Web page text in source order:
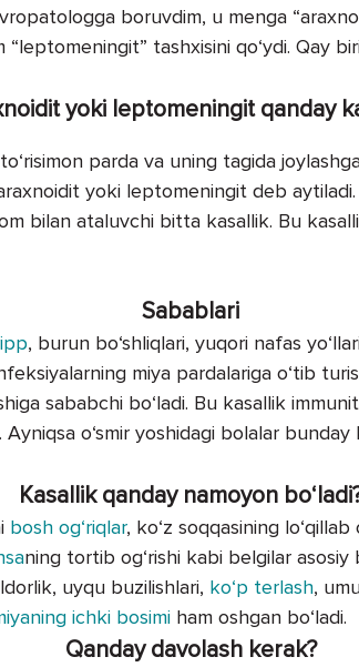
boruvdim, u menga
tashxisini qo‘ydi. Qay
yoki leptomeningit qanday
parda va uning tagida
yoki leptomeningit deb
bilan ataluvchi bitta kasallik. Bu
Sabablari
, burun bo‘shliqlari, yuqori nafas
miya pardalariga o‘tib
sababchi bo‘ladi. Bu kasallik
o‘smir yoshidagi bolalar bunday
Kasallik qanday namoyon
bosh og‘riqlar, ko‘z soqqasining
ning tortib og‘rishi kabi belgilar asosiy
uyqu buzilishlari, ko‘p terlash,
ichki bosimi ham oshgan bo‘ladi.
Qanday davolash kerak?